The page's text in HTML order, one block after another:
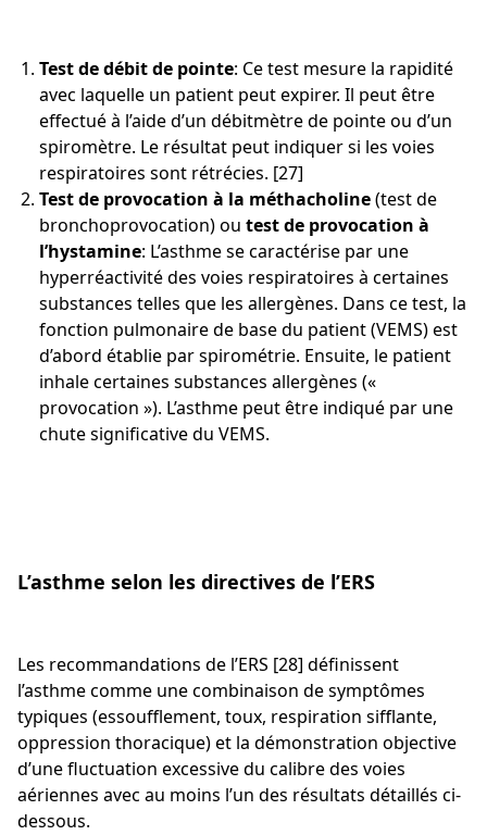
Test de débit de pointe: Ce test mesure la rapidité
avec laquelle un patient peut expirer. Il peut être
effectué à l’aide d’un débitmètre de pointe ou d’un
spiromètre. Le résultat peut indiquer si les voies
respiratoires sont rétrécies. [27]
Test de provocation à la méthacholine(test de
bronchoprovocation) ou test de provocation à
l’hystamine: L’asthme se caractérise par une
hyperréactivité des voies respiratoires à certaines
substances telles que les allergènes. Dans ce test, la
fonction pulmonaire de base du patient (VEMS) est
d’abord établie par spirométrie. Ensuite, le patient
inhale certaines substances allergènes («
provocation »). L’asthme peut être indiqué par une
chute significative du VEMS.
L’asthme selon les directives de l’ERS
Les recommandations de l’ERS [28] définissent
l’asthme comme une combinaison de symptômes
typiques (essoufflement, toux, respiration sifflante,
oppression thoracique) et la démonstration objective
d’une fluctuation excessive du calibre des voies
aériennes avec au moins l’un des résultats détaillés ci-
dessous.